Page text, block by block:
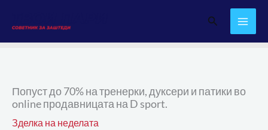
content
Search
Попуст до 70% на тренерки, дуксери и патики во
online продавницата на D sport.
Зделка на неделата